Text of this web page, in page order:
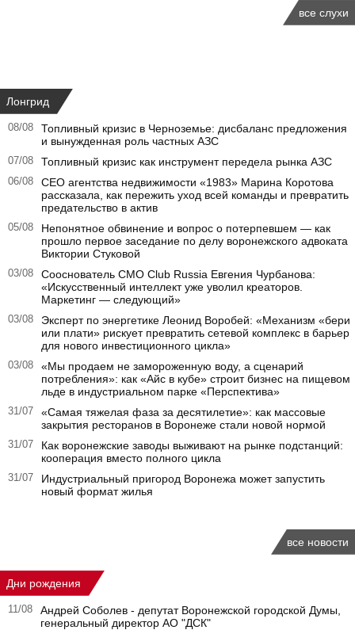
все слухи
Лонгрид
08/08
Топливный кризис в Черноземье: дисбаланс предложения
и вынужденная роль частных АЗС
07/08 Топливный кризис как инструмент передела рынка АЗС
06/08
CEO агентства недвижимости «1983» Марина Коротова
рассказала, как пережить уход всей команды и превратить
предательство в актив
05/08
Непонятное обвинение и вопрос о потерпевшем — как
прошло первое заседание по делу воронежского адвоката
Виктории Стуковой
03/08
Сооснователь CMO Club Russia Евгения Чурбанова:
«Искусственный интеллект уже уволил креаторов.
Маркетинг — следующий»
03/08
Эксперт по энергетике Леонид Воробей: «Механизм «бери
или плати» рискует превратить сетевой комплекс в барьер
для нового инвестиционного цикла»
03/08
«Мы продаем не замороженную воду, а сценарий
потребления»: как «Айс в кубе» строит бизнес на пищевом
льде в индустриальном парке «Перспектива»
31/07
«Самая тяжелая фаза за десятилетие»: как массовые
закрытия ресторанов в Воронеже стали новой нормой
31/07
Как воронежские заводы выживают на рынке подстанций:
кооперация вместо полного цикла
31/07
Индустриальный пригород Воронежа может запустить
новый формат жилья
все новости
Дни рождения
11/08
Андрей Соболев - депутат Воронежской городской Думы,
генеральный директор АО "ДСК"